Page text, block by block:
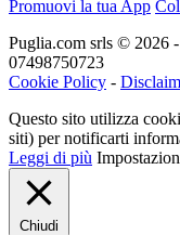
Promuovi la tua App
Puglia.com srls © 2026
07498750723
Cookie Policy -
Questo sito utilizza
siti) per notificarti
Leggi di più
Chiudi